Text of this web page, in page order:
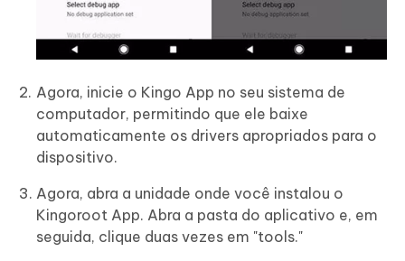
Agora, inicie o Kingo App no seu sistema de
computador, permitindo que ele baixe
automaticamente os drivers apropriados para o
dispositivo.
Agora, abra a unidade onde você instalou o
Kingoroot App. Abra a pasta do aplicativo e, em
seguida, clique duas vezes em "tools."